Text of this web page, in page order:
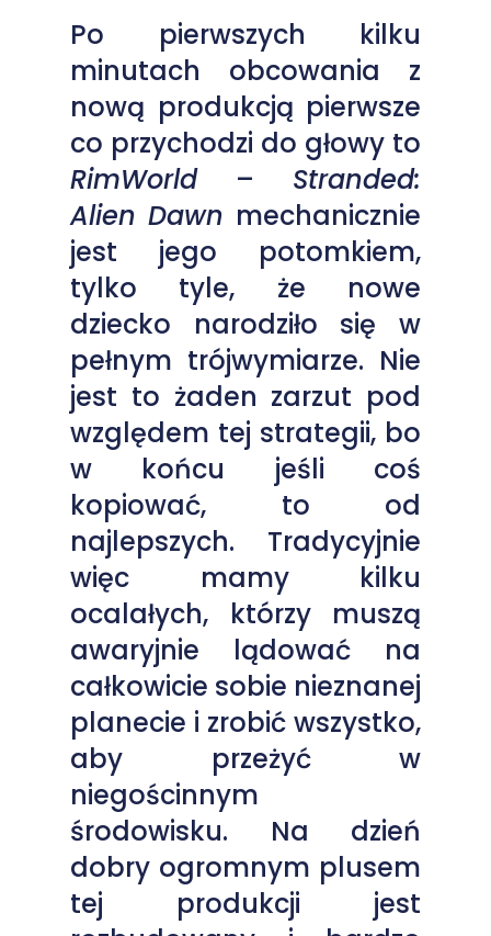
Po pierwszych kilku
minutach obcowania z
nową produkcją pierwsze
co przychodzi do głowy to
RimWorld– Stranded:
Alien Dawn mechanicznie
jest jego potomkiem,
tylko tyle, że nowe
dziecko narodziło się w
pełnym trójwymiarze. Nie
jest to żaden zarzut pod
względem tej strategii, bo
w końcu jeśli coś
kopiować, to od
najlepszych. Tradycyjnie
więc mamy kilku
ocalałych, którzy muszą
awaryjnie lądować na
całkowicie sobie nieznanej
planecie i zrobić wszystko,
aby przeżyć w
niegościnnym
środowisku. Na dzień
dobry ogromnym plusem
tej produkcji jest